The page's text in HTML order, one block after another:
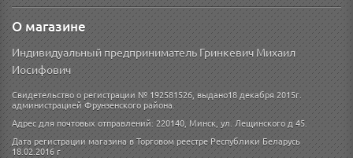
О магазине
Индивидуальный предприниматель Гринкевич Михаил
Иосифович
Свидетельство о регистрации № 192581526, выдано18 декабря 2015г.
администрацией Фрунзенского района.
Адрес для почтовых отправлений: 220140, Минск, ул. Лещинского д 45.
Дата регистрации магазина в Торговом реестре Республики Беларусь
18.02.2016 г